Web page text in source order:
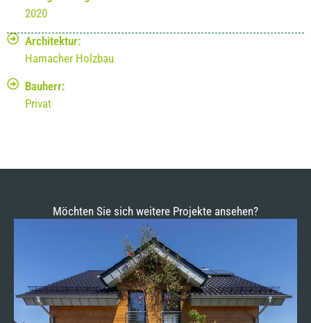
2020
Architektur:
Hamacher Holzbau
Bauherr:
Privat
Möchten Sie sich weitere Projekte ansehen?